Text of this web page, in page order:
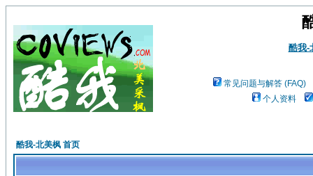
酷我-
常见问题与解答 (FAQ)
个人资料
酷我-北美枫 首页